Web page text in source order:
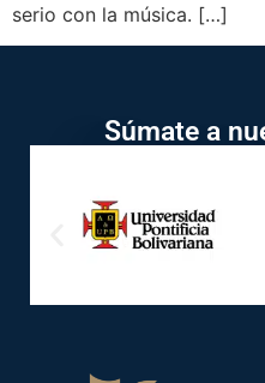
serio con la música. […]
Súmate a